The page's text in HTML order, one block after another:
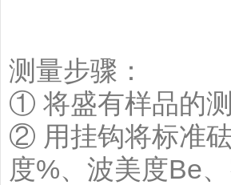
测量步骤：
① 将盛有样品的
② 用挂钩将标准
度%、波美度Be